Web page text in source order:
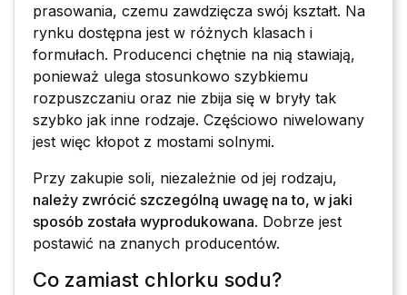
prasowania, czemu zawdzięcza swój kształt. Na
rynku dostępna jest w różnych klasach i
formułach. Producenci chętnie na nią stawiają,
ponieważ ulega stosunkowo szybkiemu
rozpuszczaniu oraz nie zbija się w bryły tak
szybko jak inne rodzaje. Częściowo niwelowany
jest więc kłopot z mostami solnymi.
Przy zakupie soli, niezależnie od jej rodzaju,
należy zwrócić szczególną uwagę na to, w jaki
sposób została wyprodukowana. Dobrze jest
postawić na znanych producentów.
Co zamiast chlorku sodu?